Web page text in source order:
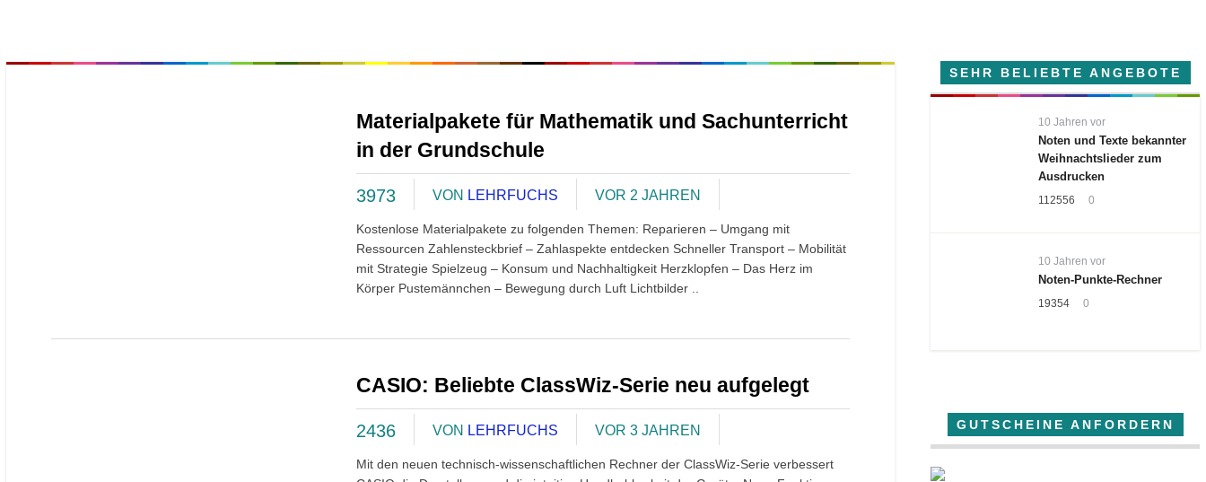
Materialpakete für Mathematik und Sachunterricht
in der Grundschule
3973 VON LEHRFUCHS VOR 2 JAHREN
Kostenlose Materialpakete zu folgenden Themen: Reparieren – Umgang mit
Ressourcen Zahlensteckbrief – Zahlaspekte entdecken Schneller Transport – Mobilität
mit Strategie Spielzeug – Konsum und Nachhaltigkeit Herzklopfen – Das Herz im
Körper Pustemännchen – Bewegung durch Luft Lichtbilder ..
CASIO: Beliebte ClassWiz-Serie neu aufgelegt
2436 VON LEHRFUCHS VOR 3 JAHREN
Mit den neuen technisch-wissenschaftlichen Rechner der ClassWiz-Serie verbessert
SEHR BELIEBTE ANGEBOTE
10 Jahren vor
Noten und Texte bekannter
Weihnachtslieder zum
Ausdrucken
112556 0
10 Jahren vor
Noten-Punkte-Rechner
19354 0
GUTSCHEINE ANFORDERN